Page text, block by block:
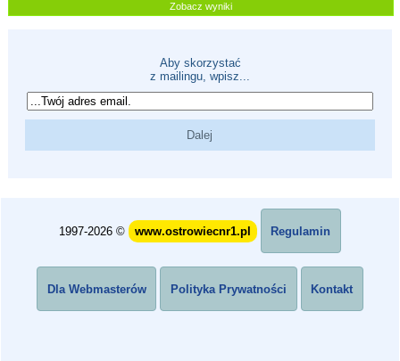
Zobacz wyniki
Aby skorzystać
z mailingu, wpisz...
1997-2026 © www.ostrowiecnr1.pl Regulamin
Dla Webmasterów Polityka Prywatności Kontakt